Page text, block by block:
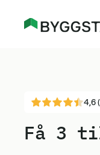
4,6
Få 3